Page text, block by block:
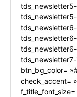
btn_bg_color=
check_accent=